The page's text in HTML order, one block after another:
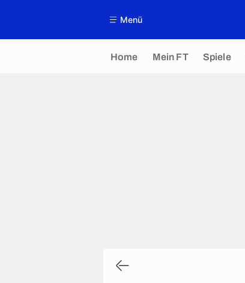
Menü
Home Mein FT Spiele